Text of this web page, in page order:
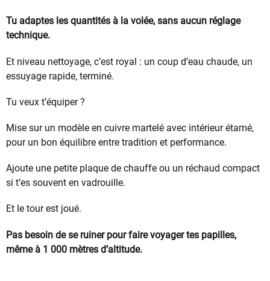
Tu adaptes les quantités à la volée, sans aucun réglage
technique.
Et niveau nettoyage, c’est royal : un coup d’eau chaude, un
essuyage rapide, terminé.
Tu veux t’équiper ?
Mise sur un modèle en cuivre martelé avec intérieur étamé,
pour un bon équilibre entre tradition et performance.
Ajoute une petite plaque de chauffe ou un réchaud compact
si t’es souvent en vadrouille.
Et le tour est joué.
Pas besoin de se ruiner pour faire voyager tes papilles,
même à 1 000 mètres d’altitude.